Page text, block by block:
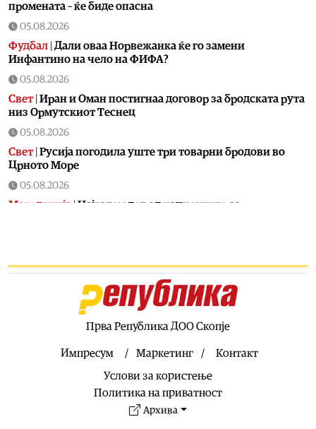
промената – ќе биде опасна
05.08.2026
Фудбал Дали оваа Норвежанка ќе го замени
Инфантино на чело на ФИФА?
05.08.2026
Свет| Иран и Оман постигнаа договор за бродската рута
низ Ормутскиот Теснец
05.08.2026
Свет| Русија погодила уште три товарни бродови во
Црното Море
05.08.2026
Македонија |Најголем дел од пациентите сo
запалена трева при сечење со брусилица
Нуклеарката Кршко во Словенија го намалува
производството за 20% поради нискиот водостој на
05.08.2026
Клековски: Приоритет се нови
вработувања и проширување на Позитивната листа со
Прва Република ДОО Скопје
Импресум Маркетинг
Контакт
Услови за користење
Политика на приватност
Архива